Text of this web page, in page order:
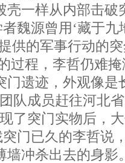
壳一样从内部击破
源曾用‘藏于九
供的军事行动的
程，李哲仍难
门遗迹，外观像是
队成员赶往河北
了突门实物后，
已久的李哲说
墙冲杀出去的身